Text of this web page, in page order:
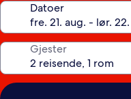
Datoer
Gjester